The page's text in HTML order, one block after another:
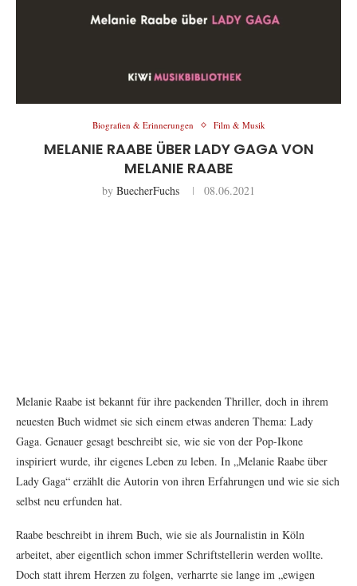
Biografien & Erinnerungen Film & Musik
MELANIE RAABE ÜBER LADY GAGA VON
MELANIE RAABE
by BuecherFuchs 08.06.2021
Melanie Raabe ist bekannt für ihre packenden Thriller, doch in ihrem
neuesten Buch widmet sie sich einem etwas anderen Thema: Lady
Gaga. Genauer gesagt beschreibt sie, wie sie von der Pop-Ikone
inspiriert wurde, ihr eigenes Leben zu leben. In „Melanie Raabe über
Lady Gaga“ erzählt die Autorin von ihren Erfahrungen und wie sie sich
selbst neu erfunden hat.
Raabe beschreibt in ihrem Buch, wie sie als Journalistin in Köln
arbeitet, aber eigentlich schon immer Schriftstellerin werden wollte.
Doch statt ihrem Herzen zu folgen, verharrte sie lange im „ewigen